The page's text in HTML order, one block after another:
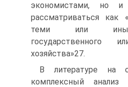
экономистами, но и
рассматриваться как
теми или
государственного
хозяйства»27.
В литературе на
комплексный анализ